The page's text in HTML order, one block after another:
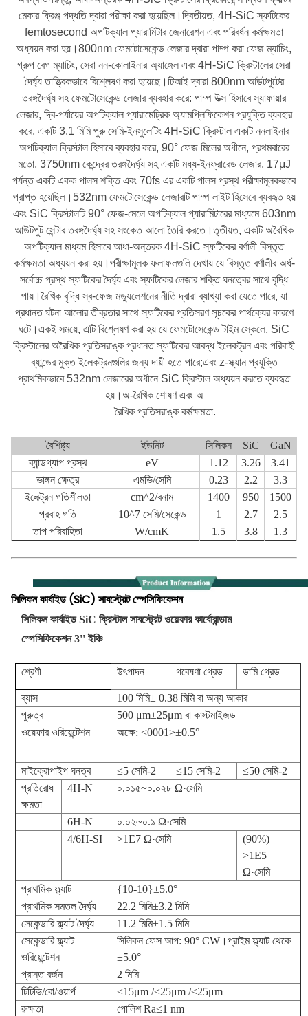
মেকার ফ্রিঞ্জ পদ্ধতি দ্বারা পরীক্ষা করা হয়েছিল।দ্বিতীয়ত, 4H-SiC স্ফটিকের
femtosecond অপটিক্যাল প্যারামিটার জেনারেশন এবং পরিবর্ধন কর্মক্ষমতা
অধ্যয়ন করা হয়।800nm ​​ফেমটোসেকেন্ড লেজার দ্বারা পাম্প করা ফেজ ম্যাচিং,
গ্রুপ বেগ ম্যাচিং, সেরা নন-কোলাইনার অ্যাঙ্গেল এবং 4H-SiC ক্রিস্টালের সেরা
দৈর্ঘ্য তাত্ত্বিকভাবে বিশ্লেষণ করা হয়েছে।টিআই দ্বারা 800nm ​​আউটপুটের
তরঙ্গদৈর্ঘ্য সহ ফেমটোসেকেন্ড লেজার ব্যবহার করে: পাম্প উত্স হিসাবে স্যাফায়ার
লেজার, দ্বি-পর্যায়ের অপটিক্যাল প্যারামেট্রিক অ্যামপ্লিফিকেশন প্রযুক্তি ব্যবহার
করে, একটি 3.1 মিমি পুরু সেমি-ইনসুলেটিং 4H-SiC ক্রিস্টাল একটি ননলাইনার
অপটিক্যাল ক্রিস্টাল হিসাবে ব্যবহার করে, 90° ফেজ মিলের অধীনে, প্রথমবারের
মতো, 3750nm কেন্দ্রের তরঙ্গদৈর্ঘ্য সহ একটি মধ্য-ইনফ্রারেড লেজার, 17μJ
পর্যন্ত একটি একক পালস শক্তি এবং 70fs এর একটি পালস প্রস্থ পরীক্ষামূলকভাবে
প্রাপ্ত হয়েছিল।532nm ফেমটোসেকেন্ড লেজারটি পাম্প লাইট হিসেবে ব্যবহৃত হয়
এবং SiC ক্রিস্টালটি 90° ফেজ-মেলে অপটিক্যাল প্যারামিটারের মাধ্যমে 603nm
আউটপুট সেন্টার তরঙ্গদৈর্ঘ্য সহ সংকেত আলো তৈরি করতে।তৃতীয়ত, একটি অরৈখিক
অপটিক্যাল মাধ্যম হিসাবে আধা-অন্তরক 4H-SiC স্ফটিকের বর্ণালী বিস্তৃত
কর্মক্ষমতা অধ্যয়ন করা হয়।পরীক্ষামূলক ফলাফলগুলি দেখায় যে বিস্তৃত বর্ণালীর অর্ধ-
সর্বোচ্চ প্রস্থ স্ফটিকের দৈর্ঘ্য এবং স্ফটিকের লেজার শক্তি ঘনত্বের সাথে বৃদ্ধি
পায়।রৈখিক বৃদ্ধি স্ব-ফেজ মড্যুলেশনের নীতি দ্বারা ব্যাখ্যা করা যেতে পারে, যা
প্রধানত ঘটনা আলোর তীব্রতার সাথে স্ফটিকের প্রতিসরণ সূচকের পার্থক্যের কারণে
ঘটে।একই সময়ে, এটি বিশ্লেষণ করা হয় যে ফেমটোসেকেন্ড টাইম স্কেলে, SiC
ক্রিস্টালের অরৈখিক প্রতিসরাঙ্ক প্রধানত স্ফটিকের আবদ্ধ ইলেকট্রন এবং পরিবাহী
ব্যান্ডের মুক্ত ইলেকট্রনগুলির জন্য দায়ী হতে পারে;এবং z-স্ক্যান প্রযুক্তি
প্রাথমিকভাবে 532nm লেজারের অধীনে SiC ক্রিস্টাল অধ্যয়ন করতে ব্যবহৃত
হয়।অ-রৈখিক শোষণ এবং অ
রৈখিক প্রতিসরাঙ্ক কর্মক্ষমতা.
বৈশিষ্ট্য ইউনিট সিলিকন SiC
GaN
ব্যান্ডগ্যাপ প্রস্থ
eV 1.12 3.26
3.41
ভাঙ্গন ক্ষেত্র
এমভি/সেমি 0.23 2.2
3.3
ইলেক্ট্রন গতিশীলতা
cm^2/বনাম 1400 950
1500
প্রবাহ গতি
10^7 সেমি/সেকেন্ড 1 2.7
2.5
তাপ পরিবাহিতা
W/cmK 1.5 3.8 1.3
সিলিকন কার্বাইড (SiC) সাবস্ট্রেট স্পেসিফিকেশন
সিলিকন কার্বাইড SiC ক্রিস্টাল সাবস্ট্রেট ওয়েফার কার্বোরান্ডাম
স্পেসিফিকেশন 3'' ইঞ্চি
শ্রেণী উৎপাদন গবেষণা গ্রেড ডামি গ্রেড
ব্যাস
100 মিমি± 0.38 মিমি বা অন্য আকার
পুরুত্ব
500 μm±25μm বা কাস্টমাইজড
ওয়েফার ওরিয়েন্টেশন
অক্ষে: <0001>±0.5°
মাইক্রোপাইপ ঘনত্ব ≤5 সেমি-2 ≤15 সেমি-2
≤50 সেমি-2
প্রতিরোধ
ক্ষমতা
4H-N ০.০১৫~০.০২৮ Ω·সেমি
6H-N
০.০২~০.১ Ω·সেমি
4/6H-SI
>1E7 Ω·সেমি
(90%)
>1E5
Ω·সেমি
প্রাথমিক ফ্ল্যাট
{10-10}±5.0°
প্রাথমিক সমতল দৈর্ঘ্য
22.2 মিমি±3.2 মিমি
সেকেন্ডারি ফ্ল্যাট দৈর্ঘ্য
11.2 মিমি±1.5 মিমি
সেকেন্ডারি ফ্ল্যাট
ওরিয়েন্টেশন
সিলিকন ফেস আপ: 90° CW।প্রাইম ফ্ল্যাট থেকে
±5.0°
প্রান্ত বর্জন
2 মিমি
টিটিভি/বো/ওয়ার্প
≤15μm /≤25μm /≤25μm
রুক্ষতা
পোলিশ Ra≤1 nm